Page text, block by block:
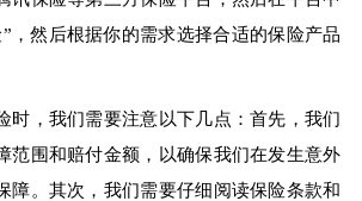
，然后根据你的需求选择合适的保险产品
时，我们需要注意以下几点：首先，我们
范围和赔付金额，以确保我们在发生意外
障。其次，我们需要仔细阅读保险条款和